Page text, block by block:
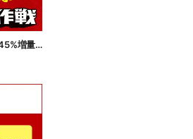
【おトク】お値段そのまま!45%増量作戦!